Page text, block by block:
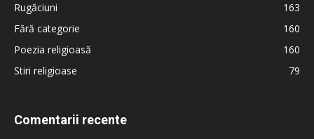
Rugăciuni
163
Fără categorie
160
Poezia religioasă
160
Stiri religioase
79
Comentarii recente